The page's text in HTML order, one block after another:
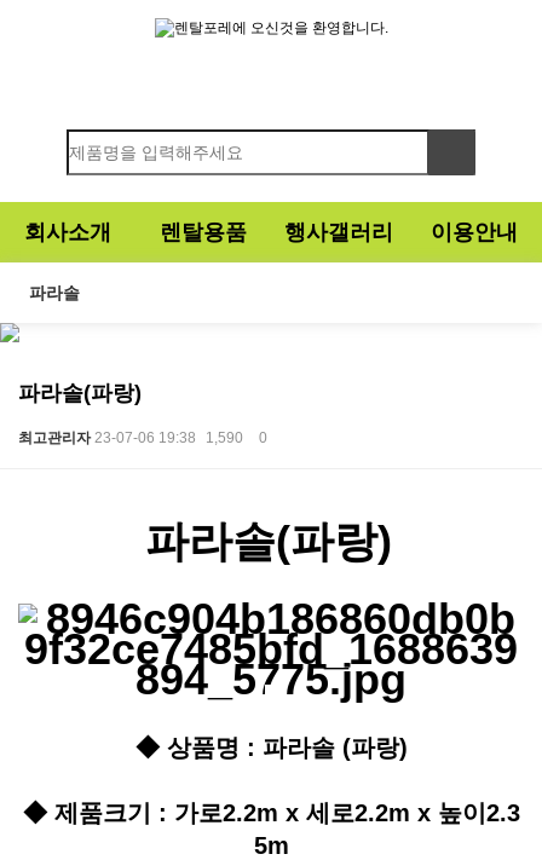
회사소개 렌탈용품 행사갤러리 이용안내
파라솔
파라솔(파랑)
최고관리자 23-07-06 19:38 1,590 0
파라솔(파랑)
◆ 상품명 : 파라솔 (파랑)
◆ 제품크기 : 가로2.2m x 세로2.2m x 높이2.3
5m